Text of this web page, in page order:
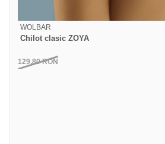
WOLBAR
Chilot clasic ZOYA
129,80RON